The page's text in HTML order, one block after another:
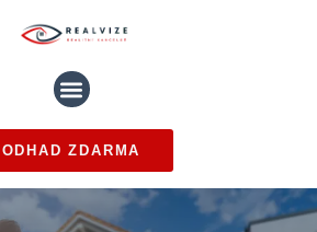
ODHAD ZDARMA